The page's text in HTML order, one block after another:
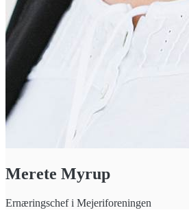
Merete Myrup
Ernæringschef i Mejeriforeningen